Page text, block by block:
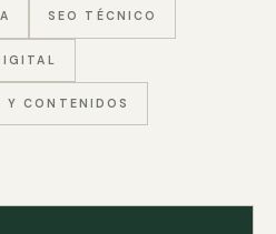
SEO TÉCNICO
Y CONTENIDOS